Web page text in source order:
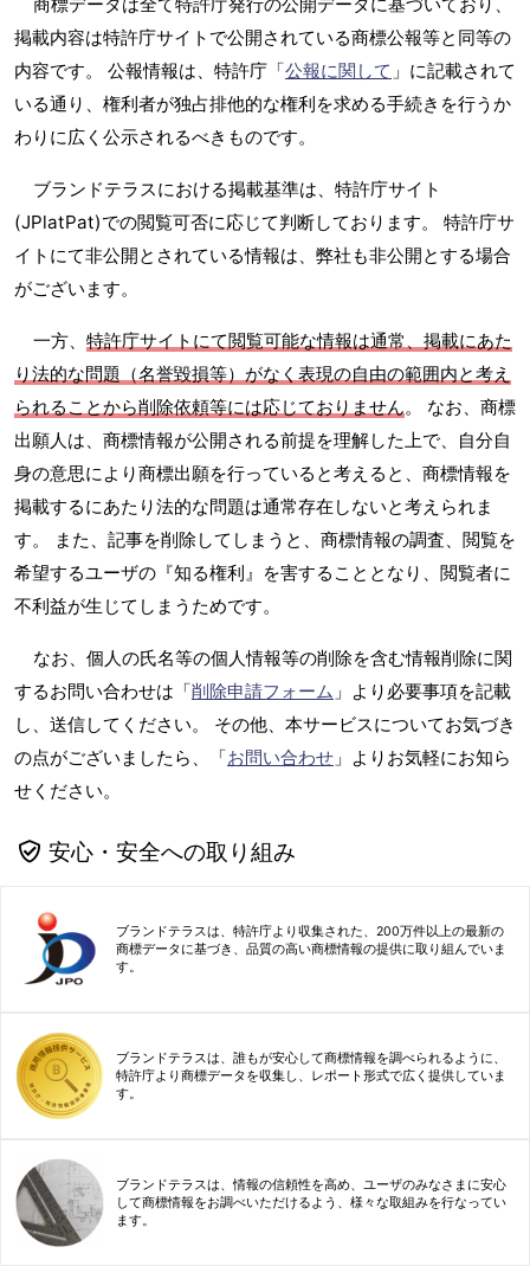
掲載内容は特許庁サイトで公開されている商標公報等と同等の
内容です。 公報情報は、特許庁「公報に関して 」に記載されて
いる通り、権利者が独占排他的な権利を求める手続きを行うか
わりに広く公示されるべきものです。
ブランドテラスにおける掲載基準は、特許庁サイト
(JPlatPat)での閲覧可否に応じて判断しております。 特許庁サ
イトにて非公開とされている情報は、弊社も非公開とする場合
がございます。
一方、 特許庁サイトにて閲覧可能な情報は通常、掲載にあた
り法的な問題（名誉毀損等）がなく表現の自由の範囲内と考え
られることから削除依頼等には応じておりません。 なお、商標
出願人は、商標情報が公開される前提を理解した上で、自分自
身の意思により商標出願を行っていると考えると、商標情報を
掲載するにあたり法的な問題は通常存在しないと考えられま
す。 また、記事を削除してしまうと、商標情報の調査、閲覧を
希望するユーザの『知る権利』を害することとなり、閲覧者に
不利益が生じてしまうためです。
なお、個人の氏名等の個人情報等の削除を含む情報削除に関
するお問い合わせは「削除申請フォーム 」より必要事項を記載
し、送信してください。 その他、本サービスについてお気づき
の点がございましたら、「お問い合わせ 」よりお気軽にお知ら
せください。
安心・安全への取り組み
ブランドテラスは、特許庁より収集された、200万件以上の最新の
商標データに基づき、品質の高い商標情報の提供に取り組んでいま
す。
ブランドテラスは、誰もが安心して商標情報を調べられるように、
特許庁より商標データを収集し、レポート形式で広く提供していま
す。
ブランドテラスは、情報の信頼性を高め、ユーザのみなさまに安心
して商標情報をお調べいただけるよう、様々な取組みを行なってい
ます。